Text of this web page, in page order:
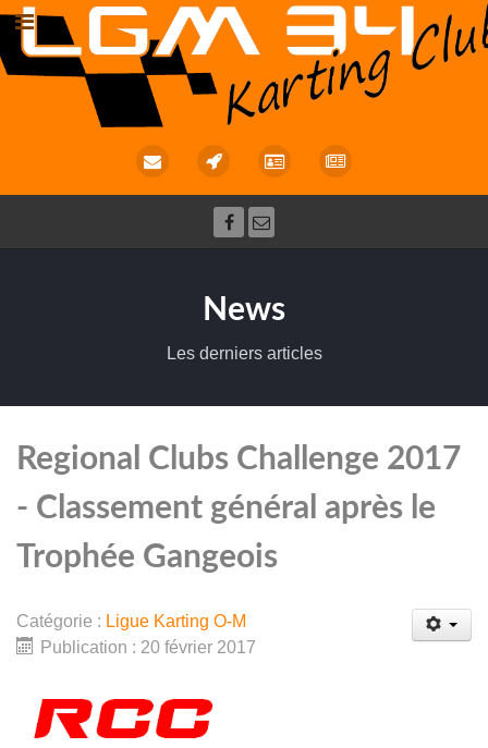
News
Les derniers articles
Regional Clubs Challenge 2017
- Classement général après le
Trophée Gangeois
Catégorie : Ligue Karting O-M
Publication : 20 février 2017